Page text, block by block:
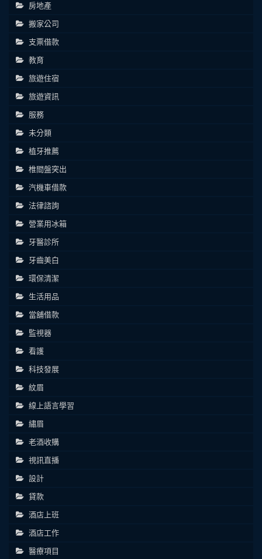
房地產
搬家公司
支票借款
教育
旅遊住宿
旅遊資訊
服務
未分類
植牙推薦
椎間盤突出
汽機車借款
法律諮詢
營業用冰箱
牙醫診所
牙齒美白
環保清潔
生活用品
當舖借款
監視器
看護
科技發展
紋眉
線上語言學習
繡眉
老酒收購
視訊直播
設計
貸款
酒店上班
酒店工作
醫療項目